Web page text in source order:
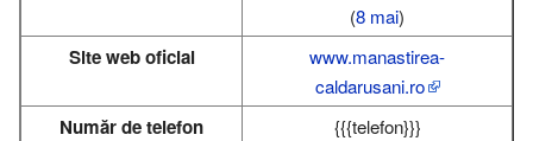
(8 mai)
Site web oficial
www.manastirea-
caldarusani.ro
Număr de telefon {{{telefon}}}